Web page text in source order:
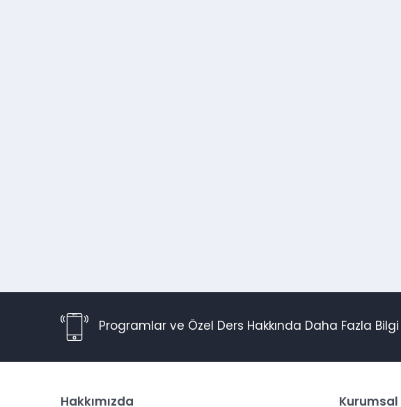
Programlar ve Özel Ders Hakkında Daha Fazla
Hakkımızda Kurumsal